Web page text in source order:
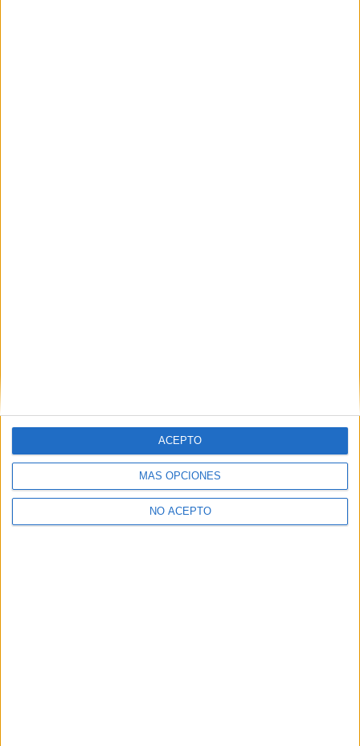
MÁS OPCIONES
NO ACEPTO
ACEPTO
Y como regalo de agradecimiento, por registrarte te daremos
gratis una copia de nuestro ebook con 100 consejos para tu
primer año de universidad